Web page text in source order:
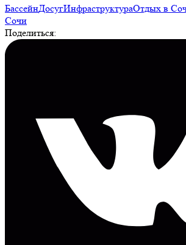
БассейнДосугИнфраструктураОтдых в
Сочи
Поделиться: